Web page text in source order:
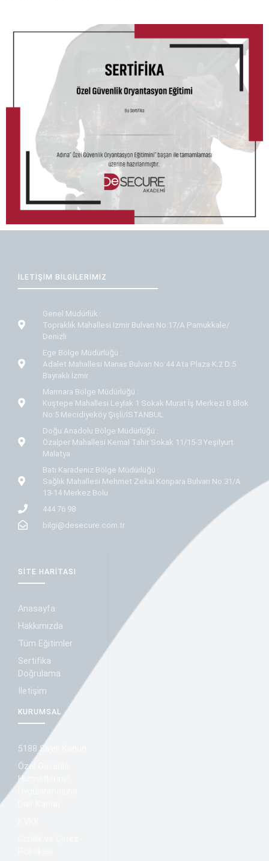
SITE HARITASI
Anasayfa
Hakkımızda
Tüm Eğitimler
Sertifika
Doğrulama
İletişim
KURUMSAL
5188 Sayılı Kanun
Özel Güvenlik
Hizmetlerinin
İLETİŞİM BİLGİLERİMİZ
Genel Müdürlük :
Topraklık Mahallesi İzmir Bulvarı No:17/A Pamukkale/
Denizli
Ege Bölge Müdürlüğü :
Adalet Mahallesi Manas Bulvarı No:44 Ata Plaza K:2 D:5
Bayraklı İzmir
Marmara Bölge Müdürlüğü :
Kuştepe Mahallesi Leylak 1 Sokak Murat İş Merkezi B Blok
No:5 Mecidiyeköy Şişli/İSTANBUL
Doğu Anadolu Bölge Müdürlüğü :
Özalper Mahallesi Kemal Tahir Sokak 11/15-3 Yeşilyurt
Malatya
Batı Karadeniz Bölge Müdürlüğü :
Sağlık Mahallesi Mehmet Zekai Konpara Bulvarı No:31/A
13-14 Merkez Bolu
444 76 98
bilgi@desecure.com.tr